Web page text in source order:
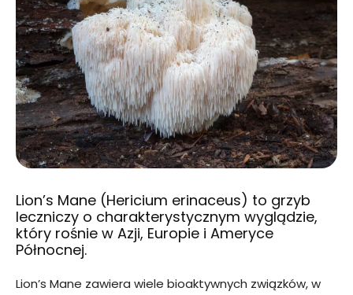
Lion’s Mane (Hericium erinaceus) to grzyb
leczniczy o charakterystycznym wyglądzie,
który rośnie w Azji, Europie i Ameryce
Północnej.
Lion’s Mane zawiera wiele bioaktywnych związków, w